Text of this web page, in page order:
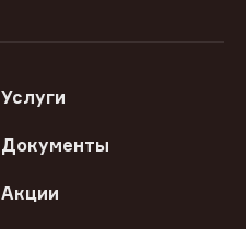
Услуги
Документы
Акции